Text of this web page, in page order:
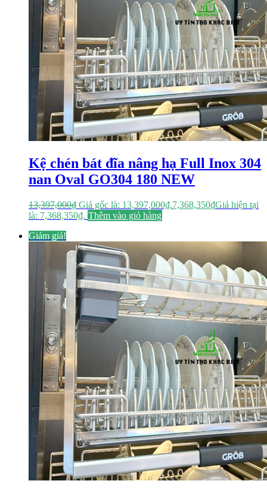
Kệ chén bát đĩa nâng hạ Full Inox 304
nan Oval GO304 180 NEW
13,397,000₫ Giá gốc là: 13,397,000₫.7,368,350₫Giá hiện tại
là: 7,368,350₫. Thêm vào giỏ hàng
Giảm giá!